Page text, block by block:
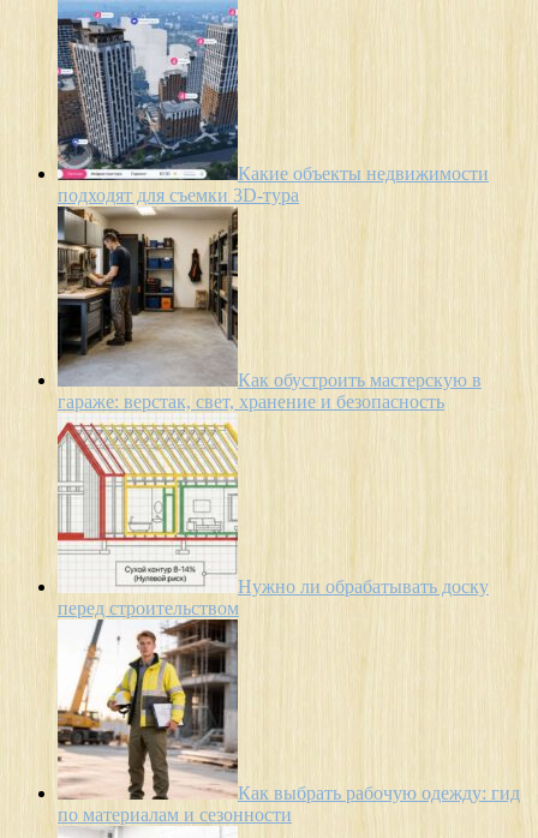
Какие объекты недвижимости
подходят для съемки 3D-тура
Как обустроить мастерскую в
гараже: верстак, свет, хранение и безопасность
Нужно ли обрабатывать доску
перед строительством
Как выбрать рабочую одежду: гид
по материалам и сезонности